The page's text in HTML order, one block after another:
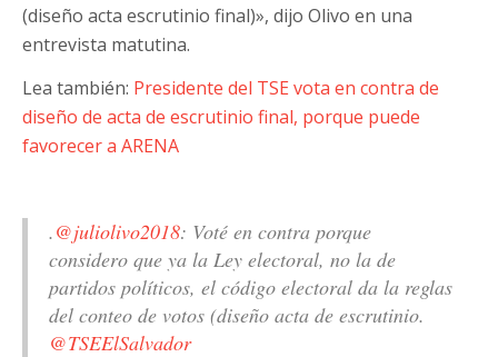
(diseño acta escrutinio final)», dijo Olivo en una
entrevista matutina.
Lea también: Presidente del TSE vota en contra de
diseño de acta de escrutinio final, porque puede
favorecer a ARENA
.@juliolivo2018: Voté en contra porque
considero que ya la Ley electoral, no la de
partidos políticos, el código electoral da la reglas
del conteo de votos (diseño acta de escrutinio.
@TSEElSalvador